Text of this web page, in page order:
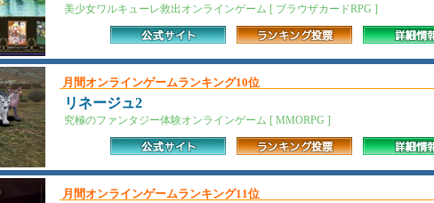
美少女ワルキューレ救出オンラインゲーム [ ブラウザカードRPG ]
月間オンラインゲームランキング10位
リネージュ2
究極のファンタジー体験オンラインゲーム [ MMORPG ]
月間オンラインゲームランキング11位